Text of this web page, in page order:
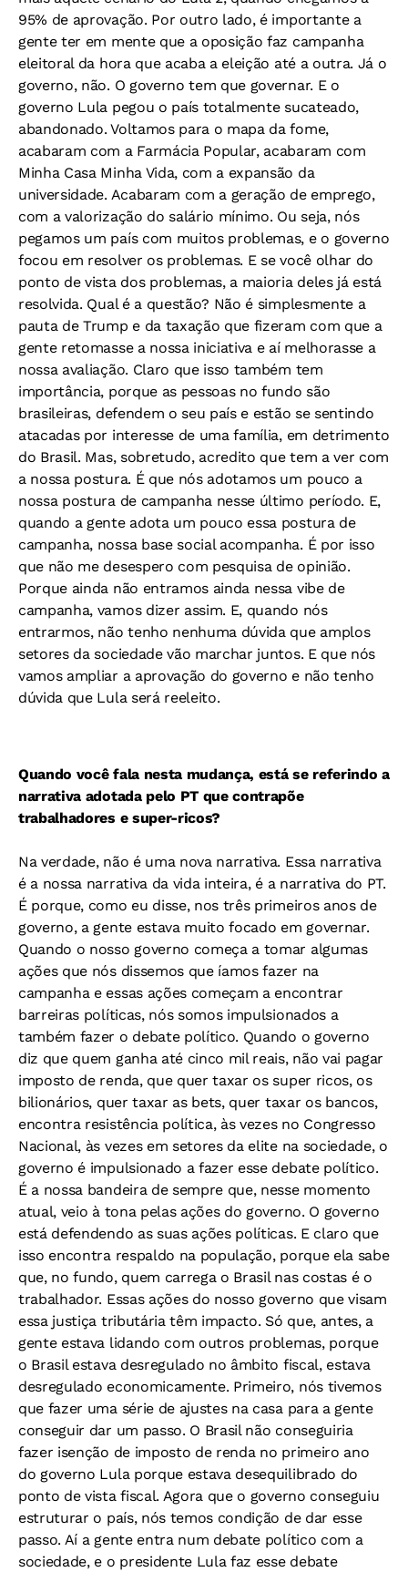
95% de aprovação. Por outro lado, é importante a
gente ter em mente que a oposição faz campanha
eleitoral da hora que acaba a eleição até a outra. Já o
governo, não. O governo tem que governar. E o
governo Lula pegou o país totalmente sucateado,
abandonado. Voltamos para o mapa da fome,
acabaram com a Farmácia Popular, acabaram com
Minha Casa Minha Vida, com a expansão da
universidade. Acabaram com a geração de emprego,
com a valorização do salário mínimo. Ou seja, nós
pegamos um país com muitos problemas, e o governo
focou em resolver os problemas. E se você olhar do
ponto de vista dos problemas, a maioria deles já está
resolvida. Qual é a questão? Não é simplesmente a
pauta de Trump e da taxação que fizeram com que a
gente retomasse a nossa iniciativa e aí melhorasse a
nossa avaliação. Claro que isso também tem
importância, porque as pessoas no fundo são
brasileiras, defendem o seu país e estão se sentindo
atacadas por interesse de uma família, em detrimento
do Brasil. Mas, sobretudo, acredito que tem a ver com
a nossa postura. É que nós adotamos um pouco a
nossa postura de campanha nesse último período. E,
quando a gente adota um pouco essa postura de
campanha, nossa base social acompanha. É por isso
que não me desespero com pesquisa de opinião.
Porque ainda não entramos ainda nessa vibe de
campanha, vamos dizer assim. E, quando nós
entrarmos, não tenho nenhuma dúvida que amplos
setores da sociedade vão marchar juntos. E que nós
vamos ampliar a aprovação do governo e não tenho
dúvida que Lula será reeleito.
Quando você fala nesta mudança, está se referindo a
narrativa adotada pelo PT que contrapõe
trabalhadores e super-ricos?
Na verdade, não é uma nova narrativa. Essa narrativa
é a nossa narrativa da vida inteira, é a narrativa do PT.
É porque, como eu disse, nos três primeiros anos de
governo, a gente estava muito focado em governar.
Quando o nosso governo começa a tomar algumas
ações que nós dissemos que íamos fazer na
campanha e essas ações começam a encontrar
barreiras políticas, nós somos impulsionados a
também fazer o debate político. Quando o governo
diz que quem ganha até cinco mil reais, não vai pagar
imposto de renda, que quer taxar os super ricos, os
bilionários, quer taxar as bets, quer taxar os bancos,
encontra resistência política, às vezes no Congresso
Nacional, às vezes em setores da elite na sociedade, o
governo é impulsionado a fazer esse debate político.
É a nossa bandeira de sempre que, nesse momento
atual, veio à tona pelas ações do governo. O governo
está defendendo as suas ações políticas. E claro que
isso encontra respaldo na população, porque ela sabe
que, no fundo, quem carrega o Brasil nas costas é o
trabalhador. Essas ações do nosso governo que visam
essa justiça tributária têm impacto. Só que, antes, a
gente estava lidando com outros problemas, porque
o Brasil estava desregulado no âmbito fiscal, estava
desregulado economicamente. Primeiro, nós tivemos
que fazer uma série de ajustes na casa para a gente
conseguir dar um passo. O Brasil não conseguiria
fazer isenção de imposto de renda no primeiro ano
do governo Lula porque estava desequilibrado do
ponto de vista fiscal. Agora que o governo conseguiu
estruturar o país, nós temos condição de dar esse
passo. Aí a gente entra num debate político com a
sociedade, e o presidente Lula faz esse debate